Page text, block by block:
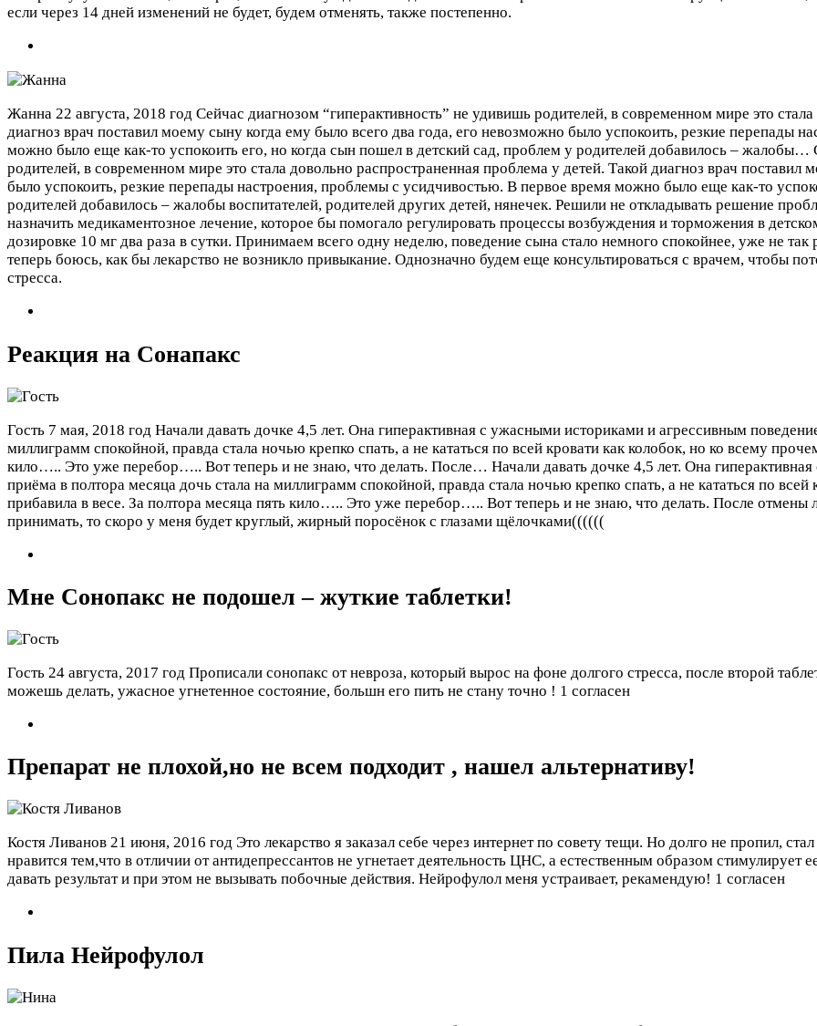
если через 14 дней изменений не будет, будем отменять, также постепенно.
Жанна 22 августа, 2018 год Сейчас диагнозом “гиперактивность” не удивишь родителей, в современном мире это
диагноз врач поставил моему сыну когда ему было всего два года, его невозможно было успокоить, резкие перепады
можно было еще как-то успокоить его, но когда сын пошел в детский сад, проблем у родителей добавилось – жалобы…
родителей, в современном мире это стала довольно распространенная проблема у детей. Такой диагноз врач
было успокоить, резкие перепады настроения, проблемы с усидчивостью. В первое время можно было еще как-то
родителей добавилось – жалобы воспитателей, родителей других детей, нянечек. Решили не откладывать решение
назначить медикаментозное лечение, которое бы помогало регулировать процессы возбуждения и торможения в
дозировке 10 мг два раза в сутки. Принимаем всего одну неделю, поведение сына стало немного спокойнее, уже не так
теперь боюсь, как бы лекарство не возникло привыкание. Однозначно будем еще консультироваться с врачем, чтобы
стресса.
Реакция на Сонапакс
Гость 7 мая, 2018 год Начали давать дочке 4,5 лет. Она гиперактивная с ужасными историками и агрессивным
миллиграмм спокойной, правда стала ночью крепко спать, а не кататься по всей кровати как колобок, но ко всему
кило….. Это уже перебор….. Вот теперь и не знаю, что делать. После… Начали давать дочке 4,5 лет. Она
приёма в полтора месяца дочь стала на миллиграмм спокойной, правда стала ночью крепко спать, а не кататься по
прибавила в весе. За полтора месяца пять кило….. Это уже перебор….. Вот теперь и не знаю, что делать. После отмены
принимать, то скоро у меня будет круглый, жирный поросёнок с глазами щёлочками((((((
Мне Сонопакс не подошел – жуткие таблетки!
Гость 24 августа, 2017 год Прописали сонопакс от невроза, который вырос на фоне долгого стресса, после второй
можешь делать, ужасное угнетенное состояние, большн его пить не стану точно ! 1 согласен
Препарат не плохой,но не всем подходит , нашел альтернативу!
Костя Ливанов 21 июня, 2016 год Это лекарство я заказал себе через интернет по совету тещи. Но долго не пропил,
нравится тем,что в отличии от антидепрессантов не угнетает деятельность ЦНС, а естественным образом
давать результат и при этом не вызывать побочные действия. Нейрофулол меня устраивает, рекамендую! 1 согласен
Пила Нейрофулол